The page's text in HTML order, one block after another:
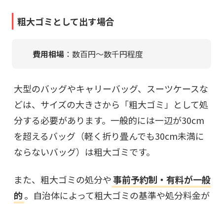
粗大ゴミとして出す場合
費用相場 ： 数百円〜数千円程度
大型のバッグやキャリーバッグ、スーツケースな
どは、サイズの大きさから「粗大ゴミ」として処
分する必要があります。一般的には一辺が30cm
を超えるバッグ（軽く折り畳んでも30cm未満に
ならないバッグ）は粗大ゴミです。
また、粗大ゴミの処分や事前予約制・有料が一般
的。自治体によって粗大ゴミの基準や処分料金が